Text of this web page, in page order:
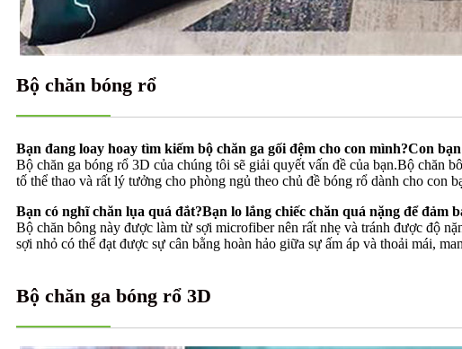
Bộ chăn bóng rổ
Bạn đang loay hoay tìm kiếm bộ chăn ga gối đệm cho con mình?Con
Bộ chăn ga bóng rổ 3D của chúng tôi sẽ giải quyết vấn đề của bạn.Bộ chăn
tố thể thao và rất lý tưởng cho phòng ngủ theo chủ đề bóng rổ dành cho con
Bạn có nghĩ chăn lụa quá đắt?Bạn lo lắng chiếc chăn quá nặng để đảm
Bộ chăn bông này được làm từ sợi microfiber nên rất nhẹ và tránh được độ
sợi nhỏ có thể đạt được sự cân bằng hoàn hảo giữa sự ấm áp và thoải mái,
Bộ chăn ga bóng rổ 3D